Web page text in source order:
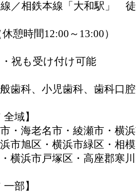
／相鉄本線「大和駅」
憩時間12:00～13:00）
祝も受け付け可能
歯科、小児歯科、歯科口
域】
・海老名市・綾瀬市・横
市旭区・横浜市緑区・相
横浜市戸塚区・高座郡寒
部】